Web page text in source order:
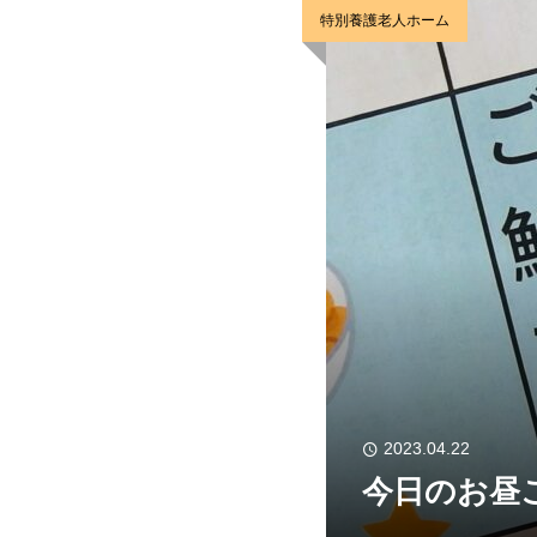
特別養護老人ホーム
2023.04.22
今日のお昼